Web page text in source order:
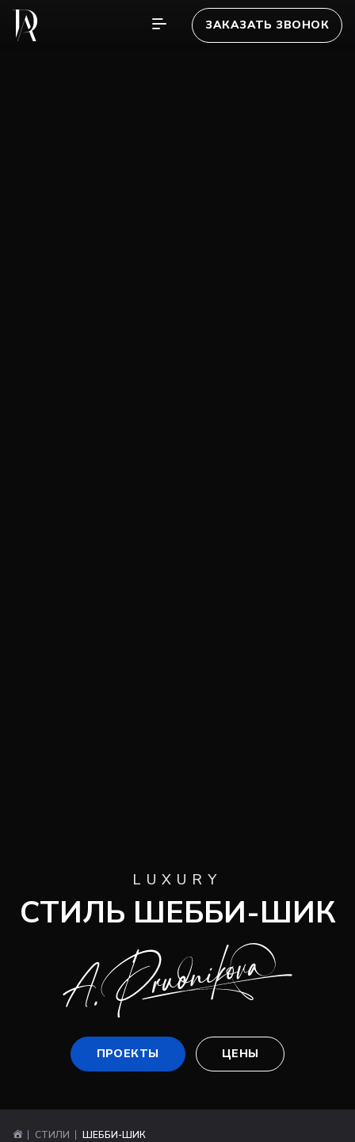
ЗАКАЗАТЬ ЗВОНОК
LUXURY
СТИЛЬ ШЕББИ-ШИК
ПРОЕКТЫ ЦЕНЫ
СТИЛИ ШЕББИ-ШИК